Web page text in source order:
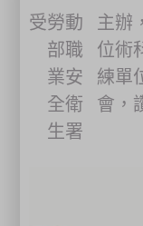
受勞動
部職
業安
全衛
生署
主辦
位術
練單
會，